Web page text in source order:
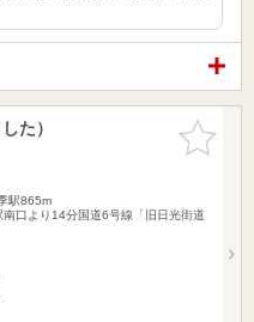
お気に入
りに追加
た）
駅865m
口より14分国道6号線「旧日光街道